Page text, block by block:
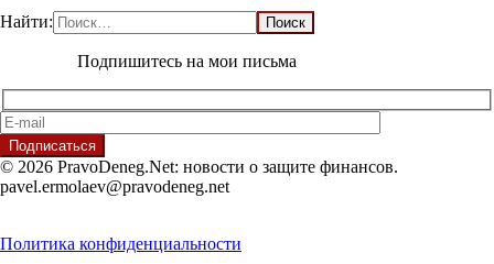
Найти:
Подпишитесь на мои письма
© 2026 PravoDeneg.Net: новости о защите финансов.
pavel.ermolaev@pravodeneg.net
Политика конфиденциальности